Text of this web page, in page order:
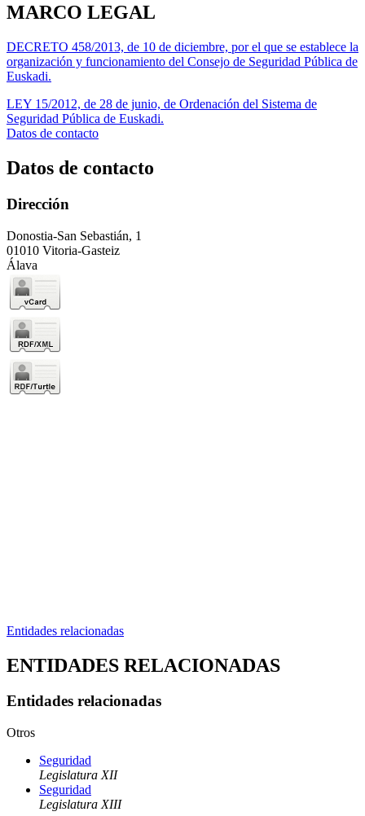
MARCO LEGAL
DECRETO 458/2013, de 10 de diciembre, por el que se establece la
organización y funcionamiento del Consejo de Seguridad Pública de
Euskadi.
LEY 15/2012, de 28 de junio, de Ordenación del Sistema de
Seguridad Pública de Euskadi.
Datos de contacto
Datos de contacto
Dirección
Donostia-San Sebastián, 1
01010 Vitoria-Gasteiz
Álava
Entidades relacionadas
ENTIDADES RELACIONADAS
Entidades relacionadas
Otros
Seguridad
Legislatura XII
Seguridad
Legislatura XIII